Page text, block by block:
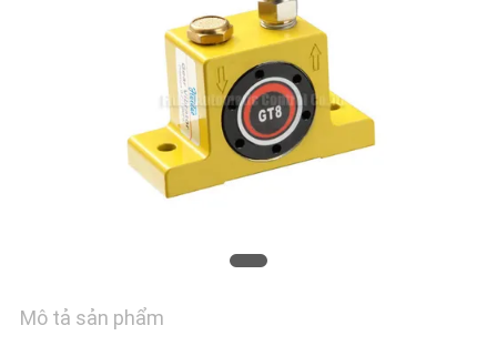
GIÁ
Mô tả sản phẩm